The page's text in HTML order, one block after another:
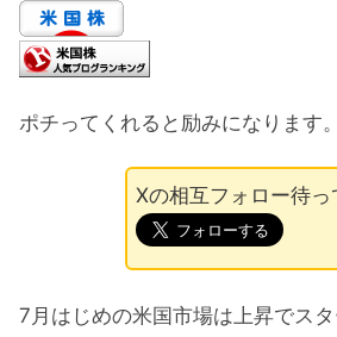
ポチってくれると励みになります。
Xの相互フォロー待っ
7月はじめの米国市場は上昇でス